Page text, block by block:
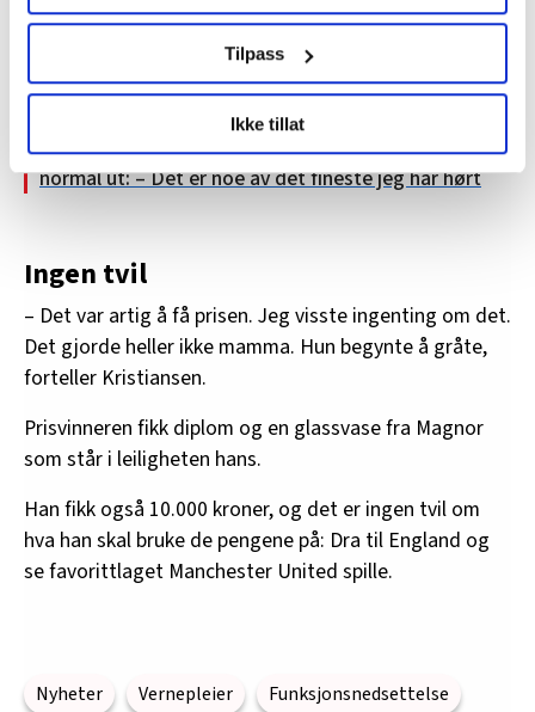
brukes. Du kan hele tiden endre eller trekke tilbake ditt
samtykke fra erklæringen om informasjonskapsler.
LO Medias publikasjoner frifagbevegelse.no, hk-nytt.no
og fontene.no bruker informasjonskapsler (cookies) for å
lære hvordan våre nettsider blir brukt slik at vi tilby
relevant innhold, tilpassede annonser og utarbeide
nettstedet med LO Medias egne samarbeidspartnere
innenfor analyse og annonsering. Disse er angitt i
oversikten lengre ned på denne siden.
Tilpass
Ikke tillat
Det hjelper også at Kristiansen elsker musikk. Særlig
Ingemars høydepunktet. Spesielt da han fik være med
opp på scenen sammen med dansebandet.
Les mer: Julie fra A-laget fikk høre at hun så helt
normal ut: – Det er noe av det fineste jeg har hørt
Ingen tvil
– Det var artig å få prisen. Jeg visste ingenting om det.
Det gjorde heller ikke mamma. Hun begynte å gråte,
forteller Kristiansen.
Prisvinneren fikk diplom og en glassvase fra Magnor
som står i leiligheten hans.
Han fikk også 10.000 kroner, og det er ingen tvil om
hva han skal bruke de pengene på: Dra til England og
se favorittlaget Manchester United spille.
Nyheter Vernepleier Funksjonsnedsettelse